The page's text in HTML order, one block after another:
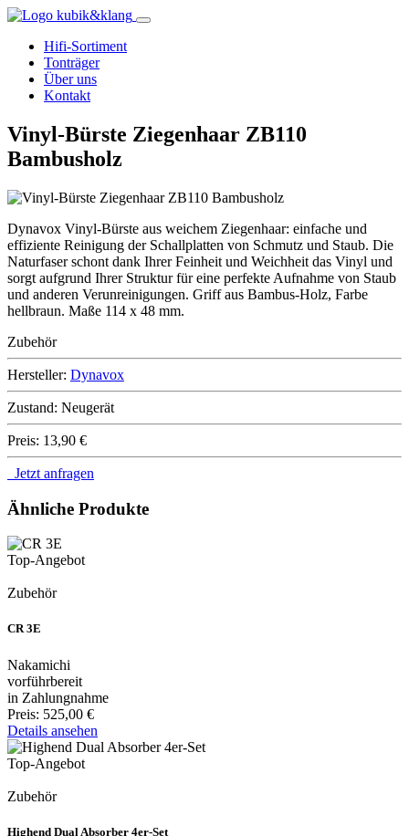
Hifi-Sortiment
Tonträger
Über uns
Kontakt
Vinyl-Bürste Ziegenhaar ZB110
Bambusholz
Dynavox Vinyl-Bürste aus weichem Ziegenhaar: einfache und
effiziente Reinigung der Schallplatten von Schmutz und Staub. Die
Naturfaser schont dank Ihrer Feinheit und Weichheit das Vinyl und
sorgt aufgrund Ihrer Struktur für eine perfekte Aufnahme von Staub
und anderen Verunreinigungen. Griff aus Bambus-Holz, Farbe
hellbraun. Maße 114 x 48 mm.
Zubehör
Hersteller: Dynavox
Zustand: Neugerät
Preis: 13,90 €
Jetzt anfragen
Ähnliche Produkte
Top-Angebot
Zubehör
CR 3E
Nakamichi
vorführbereit
in Zahlungnahme
Preis: 525,00 €
Details ansehen
Top-Angebot
Zubehör
Highend Dual Absorber 4er-Set